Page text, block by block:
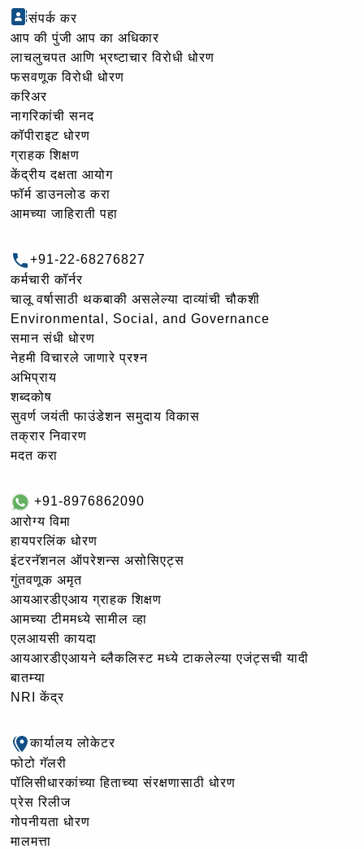
संपर्क कर
आप की पुंजी आप का अधिकार
लाचलुचपत आणि भ्रष्टाचार विरोधी धोरण
फसवणूक विरोधी धोरण
करिअर
नागरिकांची सनद
कॉपीराइट धोरण
ग्राहक शिक्षण
केंद्रीय दक्षता आयोग
फॉर्म डाउनलोड करा
आमच्या जाहिराती पहा
+91-22-68276827
कर्मचारी कॉर्नर
चालू वर्षासाठी थकबाकी असलेल्या दाव्यांची चौकशी
Environmental, Social, and Governance
समान संधी धोरण
नेहमी विचारले जाणारे प्रश्न
अभिप्राय
शब्दकोष
सुवर्ण जयंती फाउंडेशन समुदाय विकास
तक्रार निवारण
मदत करा
+91-8976862090
आरोग्य विमा
हायपरलिंक धोरण
इंटरनॅशनल ऑपरेशन्स असोसिएट्स
गुंतवणूक अमृत
आयआरडीएआय ग्राहक शिक्षण
आमच्या टीममध्ये सामील व्हा
एलआयसी कायदा
आयआरडीएआयने ब्लैकलिस्ट मध्ये टाकलेल्या एजंट्सची यादी
बातम्या
NRI केंद्र
कार्यालय लोकेटर
फोटो गॅलरी
पॉलिसीधारकांच्या हिताच्या संरक्षणासाठी धोरण
प्रेस रिलीज
गोपनीयता धोरण
मालमत्ता